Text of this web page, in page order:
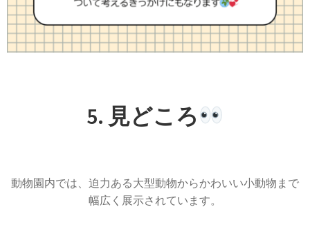
5. 見どころ
動物園内では、迫力ある大型動物からかわいい小動物まで
幅広く展示されています。